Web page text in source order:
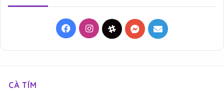
FacebookInstagramThreadsMessenger
Mail
CÀ TÍM